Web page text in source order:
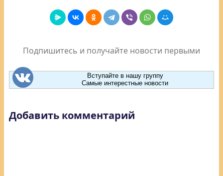
Подпишитесь и получайте новости первыми
Вступайте в нашу группу
Самые интерестные новости
Добавить комментарий